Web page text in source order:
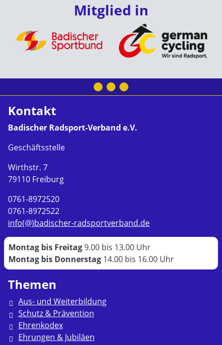
Mitglied in
Kontakt
Badischer Radsport-Verband e.V.
Geschäftsstelle
Wirthstr. 7
79110 Freiburg
0761-8972520
0761-8972522
info(@)badischer-radsportverband.de
Montag bis Freitag9.00 bis 13.00 Uhr
Montag bis Donnerstag 14.00 bis 16.00 Uhr
Themen
Aus- und Weiterbildung
Schutz & Prävention
Ehrenkodex
Ehrungen & Jubiläen